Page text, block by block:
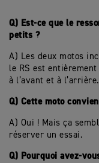
Q) Est-ce que le
petits ?
A) Les deux motos
le RS est
à l’avant et à l’arrière.
Q) Cette moto
A) Oui ! Mais ça
réserver un essai.
Q) Pourquoi avez-